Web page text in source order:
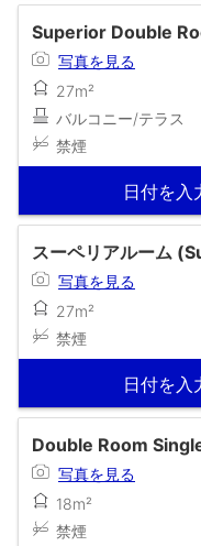
Superior Double
写真を見る
27m²
バルコニー/テラス
禁煙
日付を入
スーペリアルーム
写真を見る
27m²
禁煙
日付を入
Double Room
写真を見る
18m²
禁煙